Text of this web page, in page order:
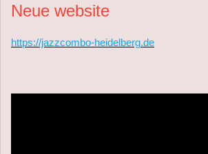
Neue website
https://jazzcombo-heidelberg.de